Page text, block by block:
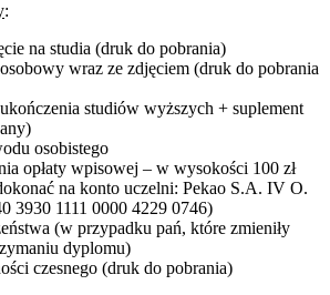
:
na studia (druk do pobrania)
wraz ze zdjęciem (druk do pobrania
studiów wyższych + suplement
osobistego
opłaty wpisowej – w wysokości 100 zł
na konto uczelni: Pekao S.A. IV O.
3930 1111 0000 4229 0746)
(w przypadku pań, które zmieniły
dyplomu)
czesnego (druk do pobrania)